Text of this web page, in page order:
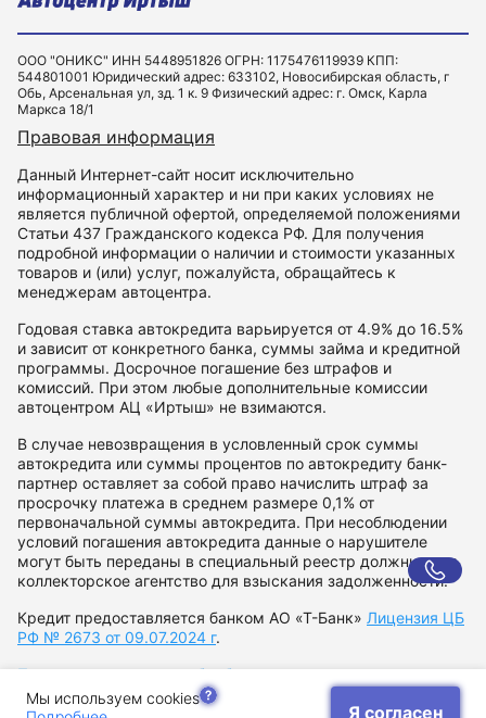
ООО "ОНИКС" ИНН 5448951826 ОГРН: 1175476119939 КПП:
544801001 Юридический адрес: 633102, Новосибирская область, г
Обь, Арсенальная ул, зд. 1 к. 9 Физический адрес: г. Омск, Карла
Маркса 18/1
Правовая информация
Данный Интернет-сайт носит исключительно
информационный характер и ни при каких условиях не
является публичной офертой, определяемой положениями
Статьи 437 Гражданского кодекса РФ. Для получения
подробной информации о наличии и стоимости указанных
товаров и (или) услуг, пожалуйста, обращайтесь к
менеджерам автоцентра.
Годовая ставка автокредита варьируется от 4.9% до 16.5%
и зависит от конкретного банка, суммы займа и кредитной
программы. Досрочное погашение без штрафов и
комиссий. При этом любые дополнительные комиссии
автоцентром АЦ «Иртыш» не взимаются.
В случае невозвращения в условленный срок суммы
автокредита или суммы процентов по автокредиту банк-
партнер оставляет за собой право начислить штраф за
просрочку платежа в среднем размере 0,1% от
первоначальной суммы автокредита. При несоблюдении
условий погашения автокредита данные о нарушителе
могут быть переданы в специальный реестр должников и
коллекторское агентство для взыскания задолженности.
Кредит предоставляется банком АО «Т-Банк» Лицензия ЦБ
РФ № 2673 от 09.07.2024 г.
Политика в отношении обработки персональных данных
Согласие на рекламную рассылку
Мы используем cookies
Я согласен